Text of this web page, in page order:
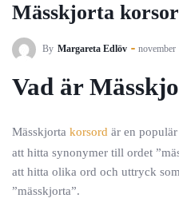
Mässkjorta
By Margareta Edlöv november
Vad är
Mässkjorta korsord är en
att hitta synonymer till ordet
att hitta olika ord och uttryck
”mässkjorta”.